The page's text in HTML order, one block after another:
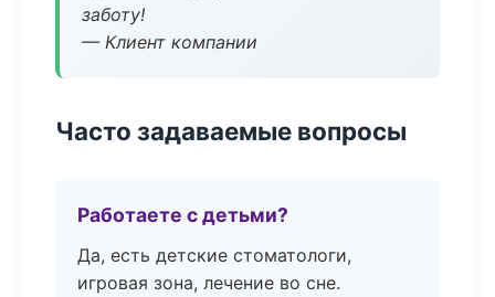
заботу!
— Клиент компании
Часто задаваемые вопросы
Работаете с детьми?
Да, есть детские стоматологи,
игровая зона, лечение во сне.